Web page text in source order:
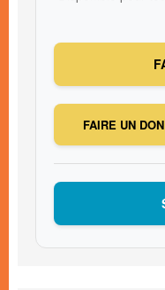
FAIRE UN